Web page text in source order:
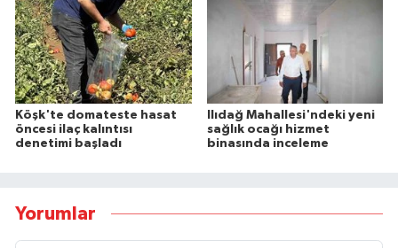
Köşk'te domateste hasat
öncesi ilaç kalıntısı
denetimi başladı
Ilıdağ Mahallesi'ndeki yeni
sağlık ocağı hizmet
binasında inceleme
Yorumlar